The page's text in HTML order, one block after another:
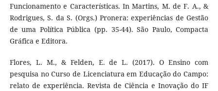
Funcionamento e Características. In Martins, M. de F. A., &
Rodrigues, S. da S. (Orgs.) Pronera: experiências de Gestão
de uma Política Pública (pp. 35-44). São Paulo, Compacta
Gráfica e Editora.
Flores, L. M., & Felden, E. de L. (2017). O Ensino com
pesquisa no Curso de Licenciatura em Educação do Campo:
relato de experiência. Revista de Ciência e Inovação do IF